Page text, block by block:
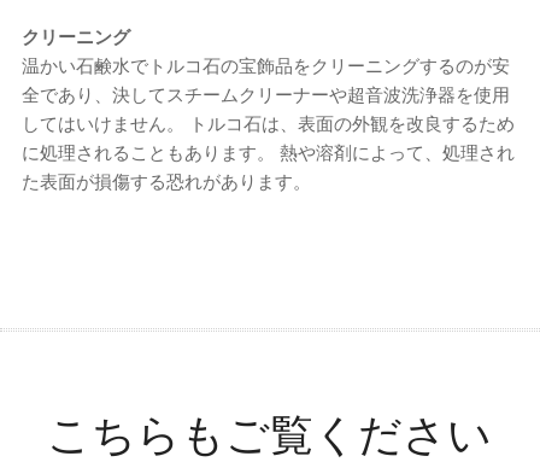
クリーニング
温かい石鹸水でトルコ石の宝飾品をクリーニングするのが安
全であり、決してスチームクリーナーや超音波洗浄器を使用
してはいけません。 トルコ石は、表面の外観を改良するため
に処理されることもあります。 熱や溶剤によって、処理され
た表面が損傷する恐れがあります。
こちらもご覧ください